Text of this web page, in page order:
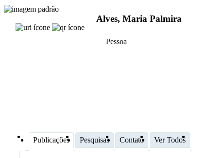
Alves, Maria Palmira
Pessoa
Publicações Pesquisas Contato Ver Todos